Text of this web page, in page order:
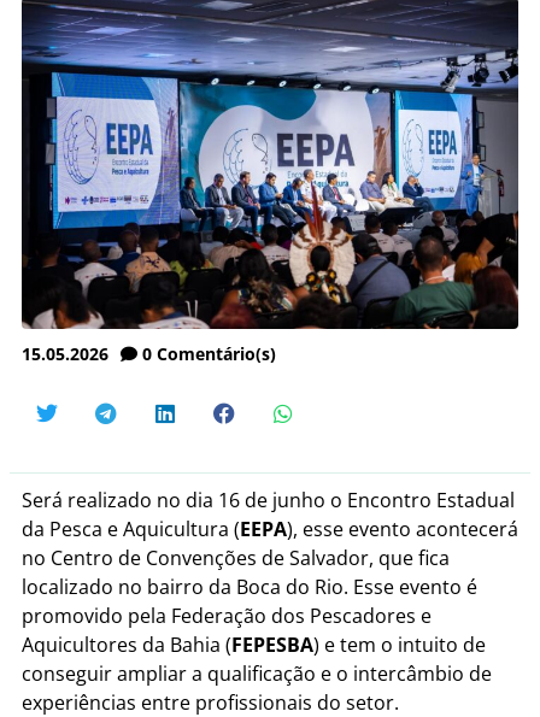
15.05.2026 0 Comentário(s)
Será realizado no dia 16 de junho o Encontro Estadual
da Pesca e Aquicultura (EEPA), esse evento acontecerá
no Centro de Convenções de Salvador, que fica
localizado no bairro da Boca do Rio. Esse evento é
promovido pela Federação dos Pescadores e
Aquicultores da Bahia (FEPESBA) e tem o intuito de
conseguir ampliar a qualificação e o intercâmbio de
experiências entre profissionais do setor.